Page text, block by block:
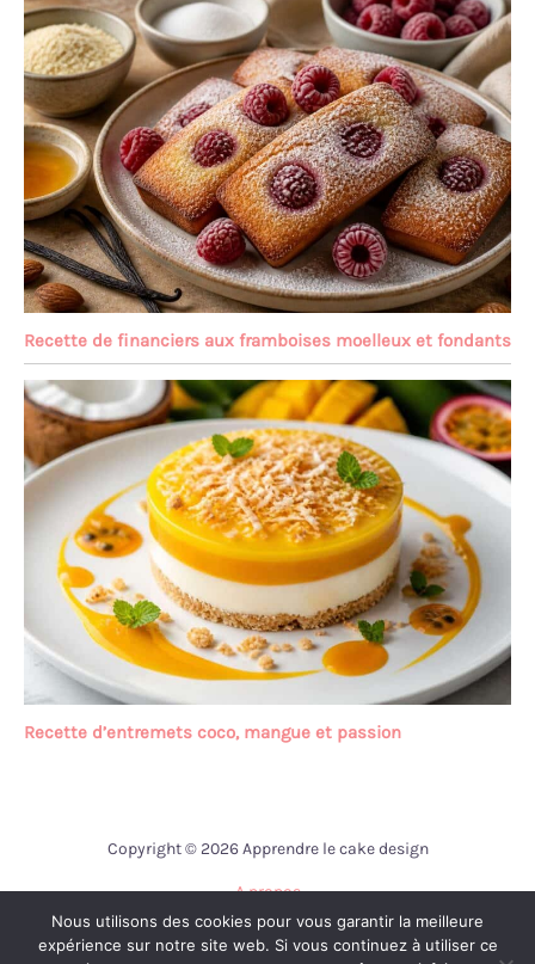
Recette de financiers aux framboises moelleux et fondants
Recette d’entremets coco, mangue et passion
Copyright © 2026 Apprendre le cake design
A propos
Contact
Mentions légales
Nous utilisons des cookies pour vous garantir la meilleure
expérience sur notre site web. Si vous continuez à utiliser ce